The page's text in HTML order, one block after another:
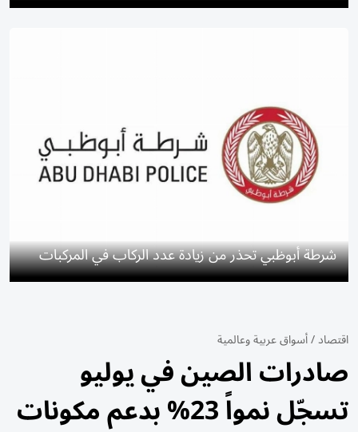
شرطة أبوظبي تحذر من زيادة عدد الركاب في المركبات
اقتصاد/أسواق عربية وعالمية
صادرات الصين في يوليو
تسجّل نمواً 23% بدعم مكونات